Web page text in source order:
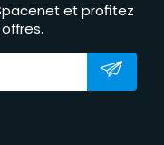
et profitez